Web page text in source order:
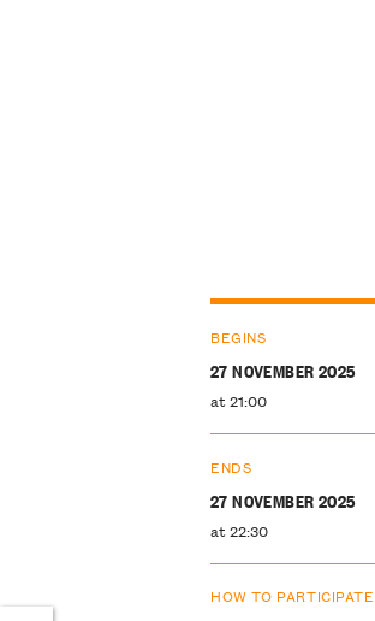
BEGINS
27 NOVEMBER 2025
at 21:00
ENDS
27 NOVEMBER 2025
at 22:30
HOW TO PARTICIPATE